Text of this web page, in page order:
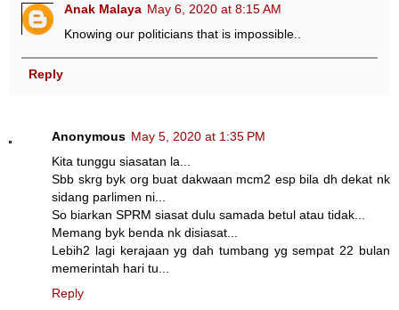
Anak Malaya May 6, 2020 at 8:15 AM
Knowing our politicians that is impossible..
Reply
Anonymous May 5, 2020 at 1:35 PM
Kita tunggu siasatan la...
Sbb skrg byk org buat dakwaan mcm2 esp bila dh dekat nk
sidang parlimen ni...
So biarkan SPRM siasat dulu samada betul atau tidak...
Memang byk benda nk disiasat...
Lebih2 lagi kerajaan yg dah tumbang yg sempat 22 bulan
memerintah hari tu...
Reply